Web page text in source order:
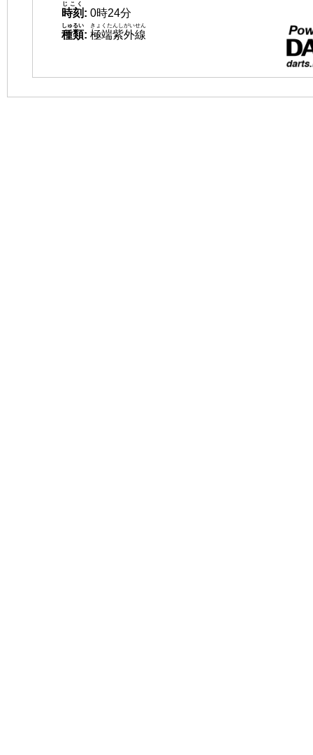
時刻
じこく
: 0時24分
種類
しゅるい
: 極端紫外線
きょくたんしがいせん